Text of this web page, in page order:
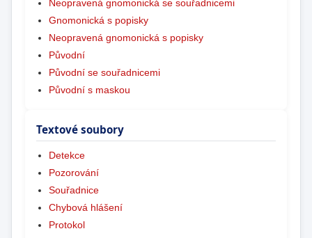
Neopravená gnomonická se souřadnicemi
Gnomonická s popisky
Neopravená gnomonická s popisky
Původní
Původní se souřadnicemi
Původní s maskou
Textové soubory
Detekce
Pozorování
Souřadnice
Chybová hlášení
Protokol